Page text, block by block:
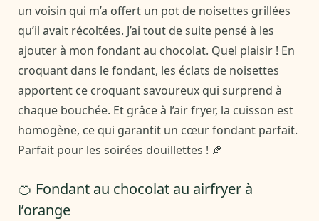
un voisin qui m’a offert un pot de noisettes grillées
qu’il avait récoltées. J’ai tout de suite pensé à les
ajouter à mon fondant au chocolat. Quel plaisir ! En
croquant dans le fondant, les éclats de noisettes
apportent ce croquant savoureux qui surprend à
chaque bouchée. Et grâce à l’air fryer, la cuisson est
homogène, ce qui garantit un cœur fondant parfait.
Parfait pour les soirées douillettes ! 🍂
🍊 Fondant au chocolat au airfryer à
l’orange